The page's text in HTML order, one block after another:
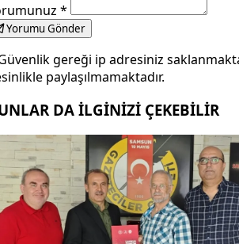
*
Yorumu Gönder
gereği ip adresiniz
paylaşılmamaktadır.
DA İLGİNİZİ ÇEKEBİLİR